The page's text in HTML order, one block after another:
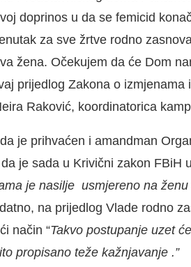
doprinos u da se femicid
za sve žrtve rodno
žena. Očekujem da će Dom
prijedlog Zakona o
Raković, koordinatorica
je prihvaćen i amandman
je sada u Krivični zakon FBiH
je nasilje usmjereno na
na prijedlog Vlade rodno
način “Takvo postupanje uzet
propisano teže kažnjavanje .”